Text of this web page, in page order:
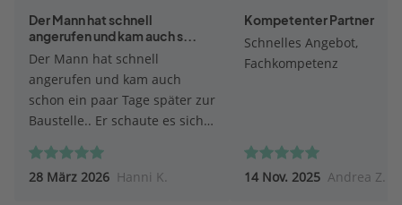
Der Mann hat schnell
angerufen und kam auch s...
Der Mann hat schnell
angerufen und kam auch
schon ein paar Tage später zur
Baustelle.. Er schaute es sich
wie der Anbau zu realisieren
ist. Machte Fotos, hörte sich
28 März 2026 Hanni K.
Kompetenter Partner
Schnelles Angebot,
Fachkompetenz
14 Nov. 2025 Andrea Z.